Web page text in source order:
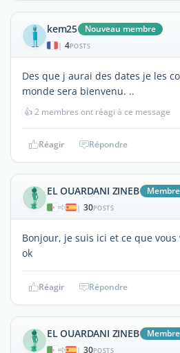
kem25 Nouveau membre
| 4POSTS
Des que j aurai des dates je les
monde sera bienvenu. ..
👍2 membres ont réagi à ce message
Réagir Répondre
EL OUARDANI ZINEB
| 30POSTS
Bonjour, je suis ici et ce que
ok
Réagir Répondre
EL OUARDANI ZINEB
| 30POSTS